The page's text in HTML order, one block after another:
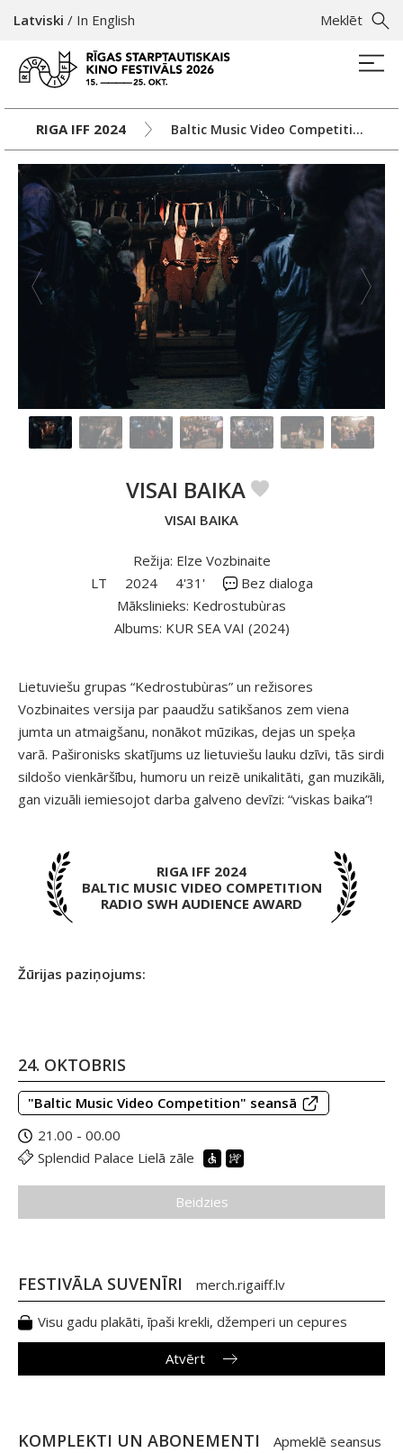
Meklēt
Latviski / In English
RIGA IFF 2024 Baltic Music Video Competition
VISAI BAIKA
VISAI BAIKA
Režija: Elze Vozbinaite
LT
2024 4'31'
Bez dialoga
Mākslinieks: Kedrostubùras
Albums: KUR SEA VAI (2024)
Lietuviešu grupas “Kedrostubùras” un režisores
Vozbinaites versija par paaudžu satikšanos zem viena
jumta un atmaigšanu, nonākot mūzikas, dejas un speķa
varā. Pašironisks skatījums uz lietuviešu lauku dzīvi, tās sirdi
sildošo vienkāršību, humoru un reizē unikalitāti, gan muzikāli,
gan vizuāli iemiesojot darba galveno devīzi: “viskas baika”!
RIGA IFF 2024
BALTIC MUSIC VIDEO COMPETITION
RADIO SWH AUDIENCE AWARD
Žūrijas paziņojums:
24. OKTOBRIS
"Baltic Music Video Competition" seansā
21.00 - 00.00
Splendid Palace Lielā zāle
Beidzies
FESTIVĀLA SUVENĪRI merch.rigaiff.lv
Visu gadu plakāti, īpaši krekli, džemperi un cepures
Atvērt
KOMPLEKTI UN ABONEMENTI
Apmeklē seansus